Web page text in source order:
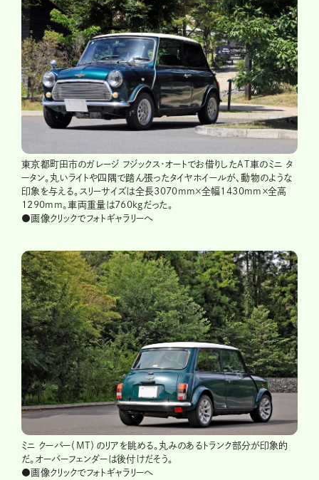
東京都町田市のガレージ フジックス・オートでお借りしたAT車のミニ タ
ータン。丸いライトや四隅で踏ん張ったタイヤホイールが、動物のような
印象を与える。スリーサイズは全長3070mm×全幅1430mm×全高
1290mm。車両重量は760kgだった。
●画像クリックでフォトギャラリーへ
ミニ クーパー（MT）のリアを眺める。丸みのあるトランク部分が印象的
だ。オーバーフェンダーは後付けだそう。
●画像クリックでフォトギャラリーへ